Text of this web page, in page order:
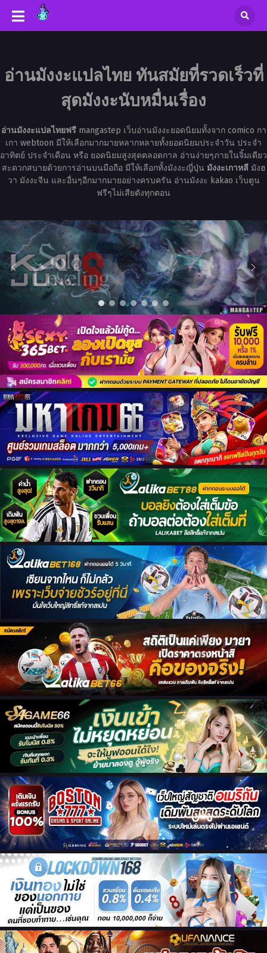
อ่านมังงะแปลไทย ทันสมัยที่รวดเร็วที่
สุดมังงะนับหมื่นเรื่อง
อ่านมังงะแปลไทยฟรีmangastep เว็บอ่านมังงะยอดนิยมทั้งจาก comico กา
เกา webtoon มีให้เลือกมากมายหลากหลายทั้งยอดนิยมประจำวัน ประจำ
อาทิตย์ ประจำเดือน หรือ ยอดนิยมสูงสุดตลอดกาล อ่านง่ายๆภายในจิ้มเดียว
สะดวกสบายด้วยการอ่านบนมือถือ มีให้เลือกทั้งมังงะญี่ปุ่น มังงะเกาหลีมังฮ
วา มังงะจีน และอื่นๆอีกมากมายอย่างครบครัน อ่านมังงะ kakao เว็บตูน
ฟรีๆไม่เสียตังทุกตอน